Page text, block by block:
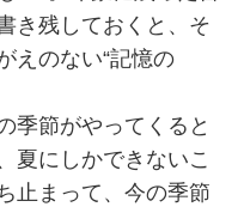
き残しておくと、そ
えのない“記憶の
季節がやってくると
夏にしかできないこ
止まって、今の季節